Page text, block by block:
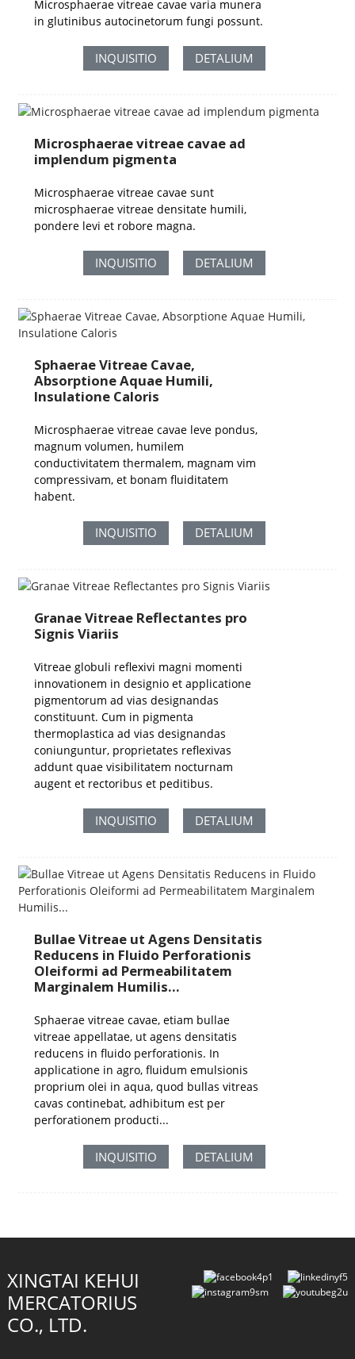
Microsphaerae vitreae cavae varia munera
in glutinibus autocinetorum fungi possunt.
INQUISITIO DETALIUM
Microsphaerae vitreae cavae ad
implendum pigmenta
Microsphaerae vitreae cavae sunt
microsphaerae vitreae densitate humili,
pondere levi et robore magna.
INQUISITIO DETALIUM
Sphaerae Vitreae Cavae,
Absorptione Aquae Humili,
Insulatione Caloris
Microsphaerae vitreae cavae leve pondus,
magnum volumen, humilem
conductivitatem thermalem, magnam vim
compressivam, et bonam fluiditatem
habent.
INQUISITIO DETALIUM
Granae Vitreae Reflectantes pro
Signis Viariis
Vitreae globuli reflexivi magni momenti
innovationem in designio et applicatione
pigmentorum ad vias designandas
constituunt. Cum in pigmenta
thermoplastica ad vias designandas
coniunguntur, proprietates reflexivas
addunt quae visibilitatem nocturnam
augent et rectoribus et peditibus.
INQUISITIO DETALIUM
Bullae Vitreae ut Agens Densitatis
Reducens in Fluido Perforationis
Oleiformi ad Permeabilitatem
Marginalem Humilis...
Sphaerae vitreae cavae, etiam bullae
vitreae appellatae, ut agens densitatis
reducens in fluido perforationis. In
applicatione in agro, fluidum emulsionis
proprium olei in aqua, quod bullas vitreas
cavas continebat, adhibitum est per
perforationem producti...
INQUISITIO DETALIUM
XINGTAI KEHUI
MERCATORIUS
CO., LTD.